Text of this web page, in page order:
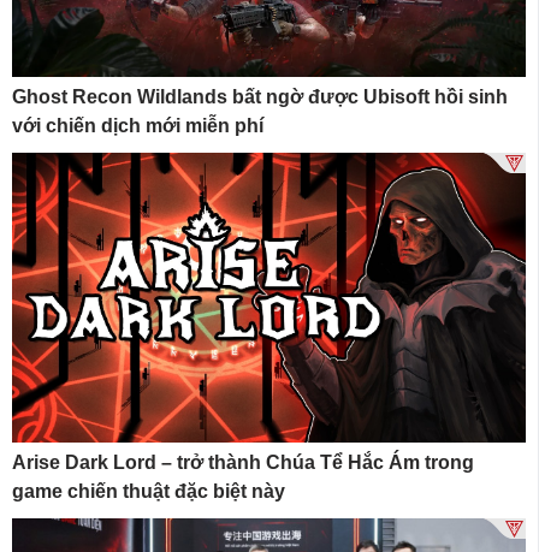
Ghost Recon Wildlands bất ngờ được Ubisoft hồi sinh
với chiến dịch mới miễn phí
Arise Dark Lord – trở thành Chúa Tể Hắc Ám trong
game chiến thuật đặc biệt này